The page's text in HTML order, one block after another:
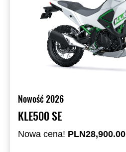
Nowość 2026
KLE500 SE
Nowa cena! PLN28,900.00